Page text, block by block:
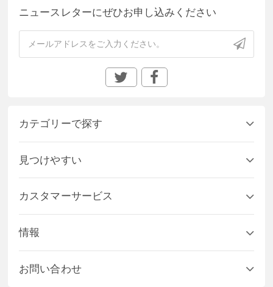
ニュースレターにぜひお申し込みください
カテゴリーで探す
見つけやすい
カスタマーサービス
情報
お問い合わせ